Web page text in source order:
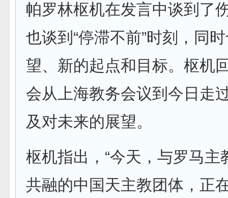
帕罗林枢机在发言中谈到了
也谈到“停滞不前”时刻，同
望、新的起点和目标。枢机
会从上海教务会议到今日走
及对未来的展望。
枢机指出，“今天，与罗马主
共融的中国天主教团体，正